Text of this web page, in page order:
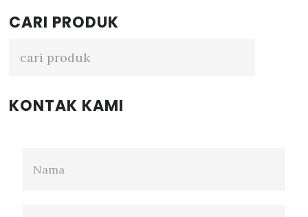
Primary
Sidebar
CARI PRODUK
KONTAK KAMI